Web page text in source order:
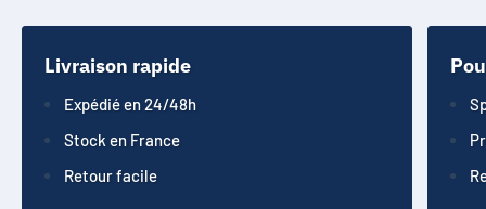
Livraison rapide
Expédié en 24/48h
Stock en France
Retour facile